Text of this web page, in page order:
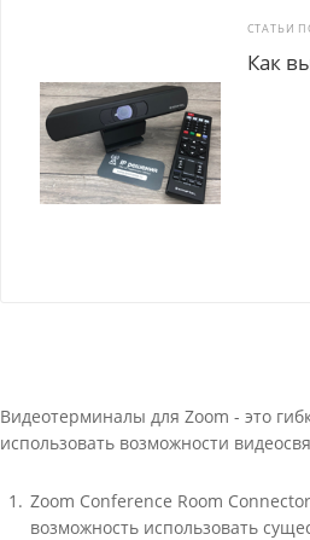
СТАТЬИ
Как
Видеотерминалы для Zoom - это
использовать возможности
Zoom Conference Room
возможность использовать